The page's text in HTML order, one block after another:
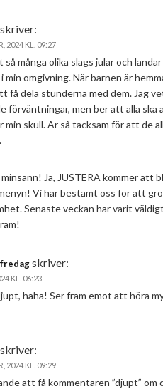
skriver:
2024 KL. 09:27
så många olika slags jular och
min omgivning. När barnen är
få dela stunderna med dem. Jag
förväntningar, men ber att alla
min skull. Är så tacksam för att de
Ja, JUSTERA kommer att
Vi har bestämt oss för att
Senaste veckan har varit
skriver:
KL. 06:23
haha! Ser fram emot att höra
skriver:
2024 KL. 09:29
att få kommentaren ”djupt”